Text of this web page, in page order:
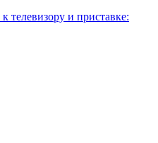
телевизору и приставке: